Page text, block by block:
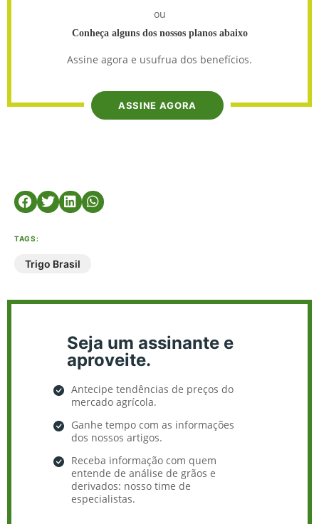
ou
Conheça alguns dos nossos planos abaixo
Assine agora e usufrua dos benefícios.
ASSINE AGORA
TAGS:
Trigo Brasil
Seja um assinante e
aproveite.
Antecipe tendências de preços do
mercado agrícola.
Ganhe tempo com as informações
dos nossos artigos.
Receba informação com quem
entende de análise de grãos e
derivados: nosso time de
especialistas.